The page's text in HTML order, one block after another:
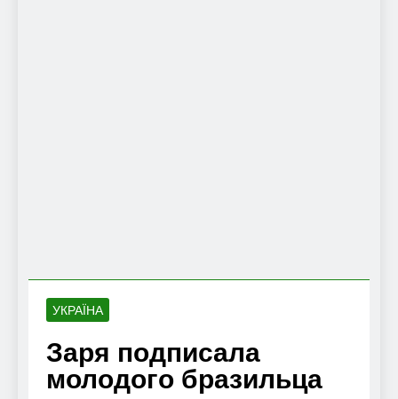
УКРАЇНА
Заря подписала
молодого бразильца